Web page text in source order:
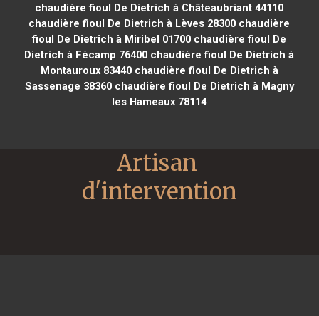
chaudière fioul De Dietrich à Châteaubriant 44110
chaudière fioul De Dietrich à Lèves 28300 chaudière
fioul De Dietrich à Miribel 01700 chaudière fioul De
Dietrich à Fécamp 76400 chaudière fioul De Dietrich à
Montauroux 83440chaudière fioul De Dietrich à
Sassenage 38360chaudière fioul De Dietrich à Magny
les Hameaux 78114
Artisan
d'intervention